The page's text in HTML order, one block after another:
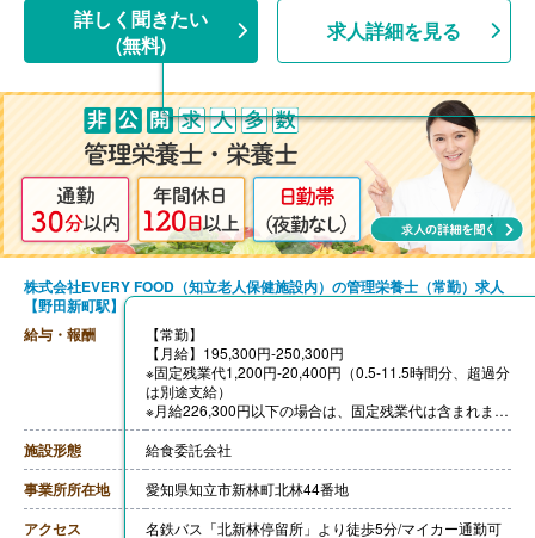
詳しく聞きたい
(無料)
求人詳細を見る
株式会社EVERY FOOD（知立老人保健施設内）の管理栄養士（常勤）求人
【野田新町駅】
給与・報酬
【常勤】
【月給】195,300円-250,300円
※固定残業代1,200円-20,400円（0.5-11.5時間分、超過分
は別途支給）
※月給226,300円以下の場合は、固定残業代は含まれませ
ん（残業時間分は追加支給）
［その他手当］
・管理栄養士手当
・早朝手当
【賞与】年2回
【通勤手当】あり（規定あり）
施設形態 給食委託会社
事業所所在地 愛知県知立市新林町北林44番地
アクセス
名鉄バス「北新林停留所」より徒歩5分/マイカー通勤可